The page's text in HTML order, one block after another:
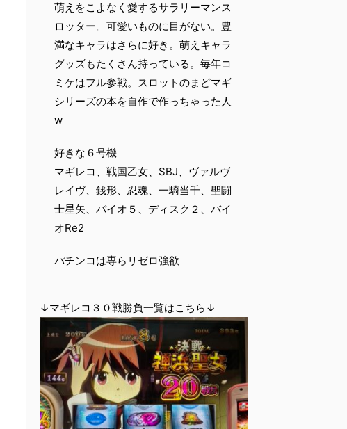
萌えをこよなく愛するサラリーマンス
ロッター。可愛いものに目がない。豊
満なキャラはさらに好き。萌えキャラ
グッズもたくさん持っている。毎年コ
ミケはフル参戦。スロットのまどマギ
シリーズの本を自作で作っちゃった人
w
好きな６号機
マギレコ、戦国乙女、SBJ、ヴァルヴ
レイヴ、銭形、忍魂、一騎当千、聖闘
士星矢、バイオ５、ディスク２、バイ
オRe2
パチンコは専らリゼロ強欲
↓マギレコ３０戦勝負一覧はこちら↓